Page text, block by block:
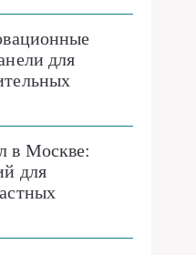
для
в Москве:
для